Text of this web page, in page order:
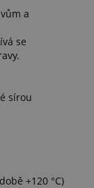
a
se
sírou
+120 °C)